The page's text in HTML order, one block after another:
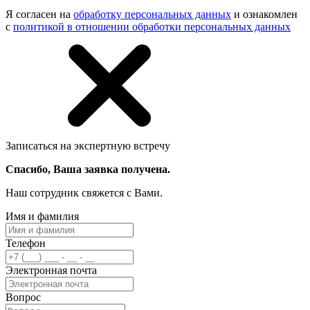
Я согласен на обработку персональных данных и ознакомлен
с политикой в отношении обработки персональных данных
Записаться на экспертную встречу
Спасибо, Ваша заявка получена.
Наш сотрудник свяжется с Вами.
Имя и фамилия
Телефон
Электронная почта
Вопрос